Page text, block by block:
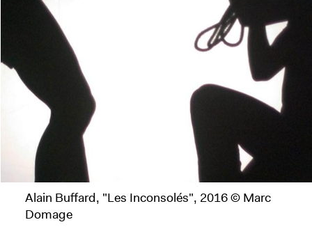
Alain Buffard, "Les Inconsolés", 2016 © Marc
Domage